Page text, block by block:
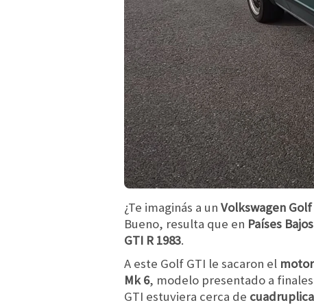
¿Te imaginás a un Volkswagen Golf
Bueno, resulta que en Países Bajos
GTI R 1983.
A este Golf GTI le sacaron el
Mk 6, modelo presentado a
GTI estuviera cerca de